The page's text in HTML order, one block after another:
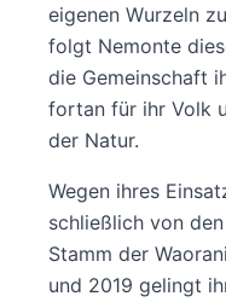
eigenen Wurzeln
folgt Nemonte
die Gemeinschaft
fortan für ihr Volk
der Natur.
Wegen ihres
schließlich von
Stamm der
und 2019 gelingt